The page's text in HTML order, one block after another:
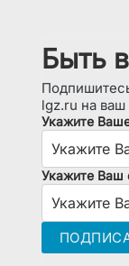
Быть
lgz.ru на
Укажите
Укажите Ваш